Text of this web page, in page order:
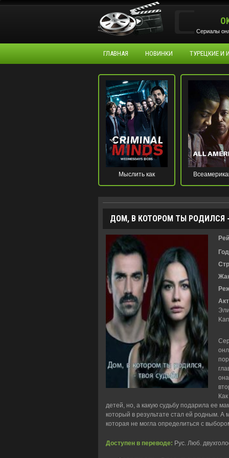
Сериалы
ГЛАВНАЯ НОВИНКИ ТУРЕЦКИЕ И
Мыслить как
преступник
ДОМ, В КОТОРОМ ТЫ РОДИЛСЯ
детей, но, а какую судьбу подарила ее
который в результате стал ей родным.
которая не могла определиться с
Доступен в переводе: Рус. Люб.